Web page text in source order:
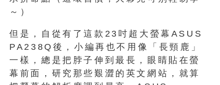
～）
但是，自從有了這款23吋超大螢幕ASUS
PA238Q後，小編再也不用像「長頸鹿」
一樣，總是把脖子伸到最長，眼睛貼在螢
幕前面，研究那些艱澀的英文網站，就算